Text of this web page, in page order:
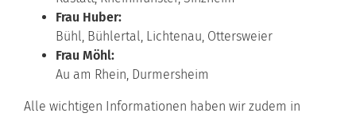
Frau Huber:
Bühl, Bühlertal, Lichtenau, Ottersweier
Frau Möhl:
Au am Rhein, Durmersheim
Alle wichtigen Informationen haben wir zudem in